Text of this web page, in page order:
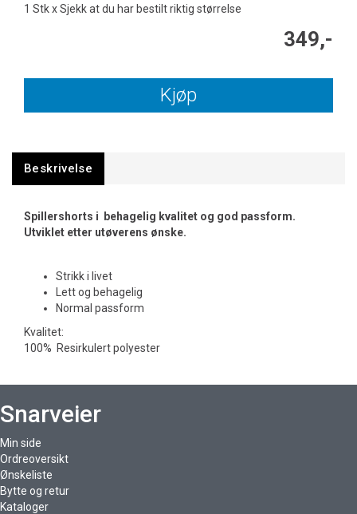
1 Stk x Sjekk at du har bestilt riktig størrelse
349,-
Kjøp
Beskrivelse
Spillershorts i behagelig kvalitet og god passform.
Utviklet etter utøverens ønske.
Strikk i livet
Lett og behagelig
Normal passform
Kvalitet:
100% Resirkulert polyester
Snarveier
Min side
Ordreoversikt
Ønskeliste
Bytte og retur
Kataloger